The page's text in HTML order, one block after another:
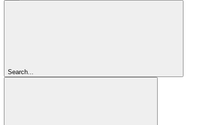
Search...